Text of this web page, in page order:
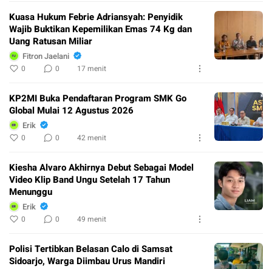
Kuasa Hukum Febrie Adriansyah: Penyidik
Wajib Buktikan Kepemilikan Emas 74 Kg dan
Uang Ratusan Miliar
Fitron Jaelani
0 0 17 menit
KP2MI Buka Pendaftaran Program SMK Go
Global Mulai 12 Agustus 2026
Erik
0 0 42 menit
Kiesha Alvaro Akhirnya Debut Sebagai Model
Video Klip Band Ungu Setelah 17 Tahun
Menunggu
Erik
0 0 49 menit
Polisi Tertibkan Belasan Calo di Samsat
Sidoarjo, Warga Diimbau Urus Mandiri